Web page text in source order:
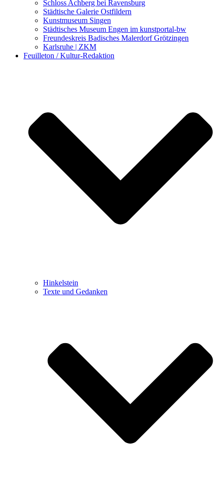
Schloss Achberg bei Ravensburg
Städtische Galerie Ostfildern
Kunstmuseum Singen
Städtisches Museum Engen im kunstportal-bw
Freundeskreis Badisches Malerdorf Grötzingen
Karlsruhe | ZKM
Feuilleton / Kultur-Redaktion
Hinkelstein
Texte und Gedanken